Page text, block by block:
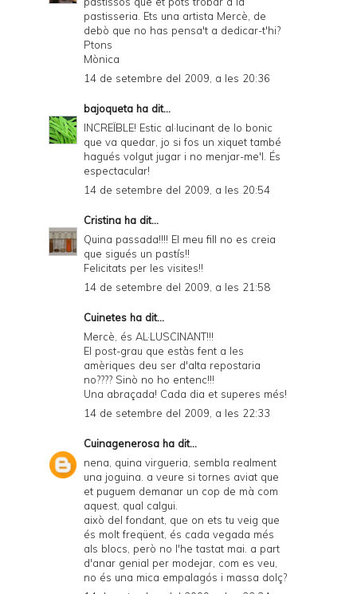
pastisseria. Ets una artista Mercè, de
debò que no has pensa't a dedicar-t'hi?
Ptons
Mònica
14 de setembre del 2009, a les 20:36
bajoqueta ha dit...
INCREÏBLE! Estic al·lucinant de lo bonic
que va quedar, jo si fos un xiquet també
hagués volgut jugar i no menjar-me'l. És
espectacular!
14 de setembre del 2009, a les 20:54
Cristina ha dit...
Quina passada!!!! El meu fill no es creia
que sigués un pastís!!
Felicitats per les visites!!
14 de setembre del 2009, a les 21:58
Cuinetes ha dit...
Mercè, és AL·LUSCINANT!!!
El post-grau que estàs fent a les
amèriques deu ser d'alta repostaria
no???? Sinò no ho entenc!!!
Una abraçada! Cada dia et superes més!
14 de setembre del 2009, a les 22:33
Cuinagenerosa ha dit...
nena, quina virgueria, sembla realment
una joguina. a veure si tornes aviat que
et puguem demanar un cop de mà com
aquest, qual calgui.
això del fondant, que on ets tu veig que
és molt freqüent, és cada vegada més
als blocs, però no l'he tastat mai. a part
d'anar genial per modejar, com es veu,
no és una mica empalagós i massa dolç?